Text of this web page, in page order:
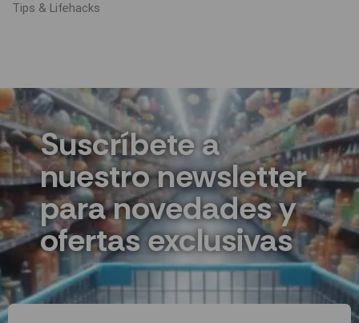
Tips & Lifehacks
Suscríbete a
nuestro newsletter
para novedades y
ofertas exclusivas